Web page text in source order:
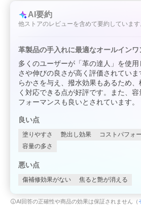
AI要約
他ストアのレビューを含めて要約しています
革製品の手入れに最適なオールインワ
多くのユーザーが「革の達人」を使
さや伸びの良さが高く評価されてい
らかさを与え、撥水効果もあるため
く対応できる点が好評です。また、
フォーマンスも良いとされています。
良い点
塗りやすさ 艶出し効果 コストパフォ
容量の多さ
悪い点
傷補修効果がない 焦ると艶が消える
AI回答の正確性や商品の効果は保証されません（